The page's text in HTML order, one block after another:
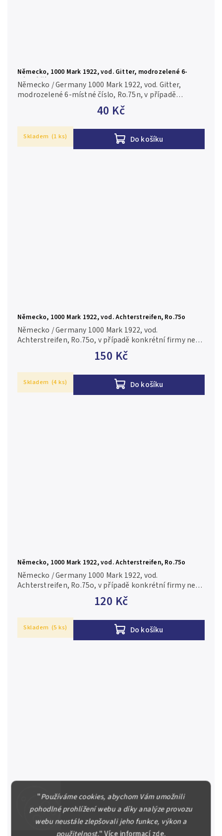
"Používáme cookies, abychom Vám umožnili
pohodlné prohlížení webu a díky analýze provozu
webu neustále zlepšovali jeho funkce, výkon a
Německo, 1000 Mark 1922, vod. Gitter, modrozelené 6-
místné číslo, Ro.75n
40 Kč
Do košíku
Německo / Germany 1000 Mark 1922, vod. Gitter,
modrozelené 6-místné číslo, Ro.75n, v případě
konkrétní firmy nebo číslovače je foto pouze
Skladem (1 ks)
Německo, 1000 Mark 1922, vod. Achterstreifen, Ro.75o
150 Kč
Do košíku
Německo / Germany 1000 Mark 1922, vod.
Achterstreifen, Ro.75o, v případě konkrétní firmy nebo
číslovače je foto pouze ilustrační N/UNC
Skladem (4 ks)
Německo, 1000 Mark 1922, vod. Achterstreifen, Ro.75o
120 Kč
Do košíku
Německo / Germany 1000 Mark 1922, vod.
Achterstreifen, Ro.75o, v případě konkrétní firmy nebo
číslovače je foto pouze ilustrační N-0/UNC-AU
Skladem (5 ks)
Německo, 1000 Mark 1922, vod. Achterstreifen, Ro.75o
Německo / Germany 1000 Mark 1922, vod.
Achterstreifen, Ro.75o, v případě konkrétní firmy nebo